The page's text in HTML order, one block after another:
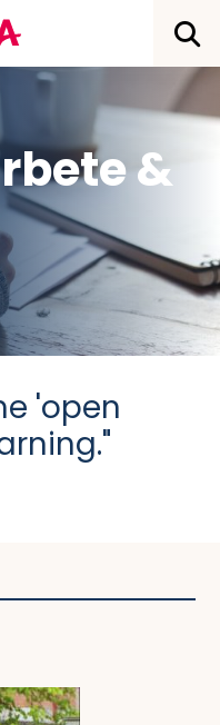
&
'open